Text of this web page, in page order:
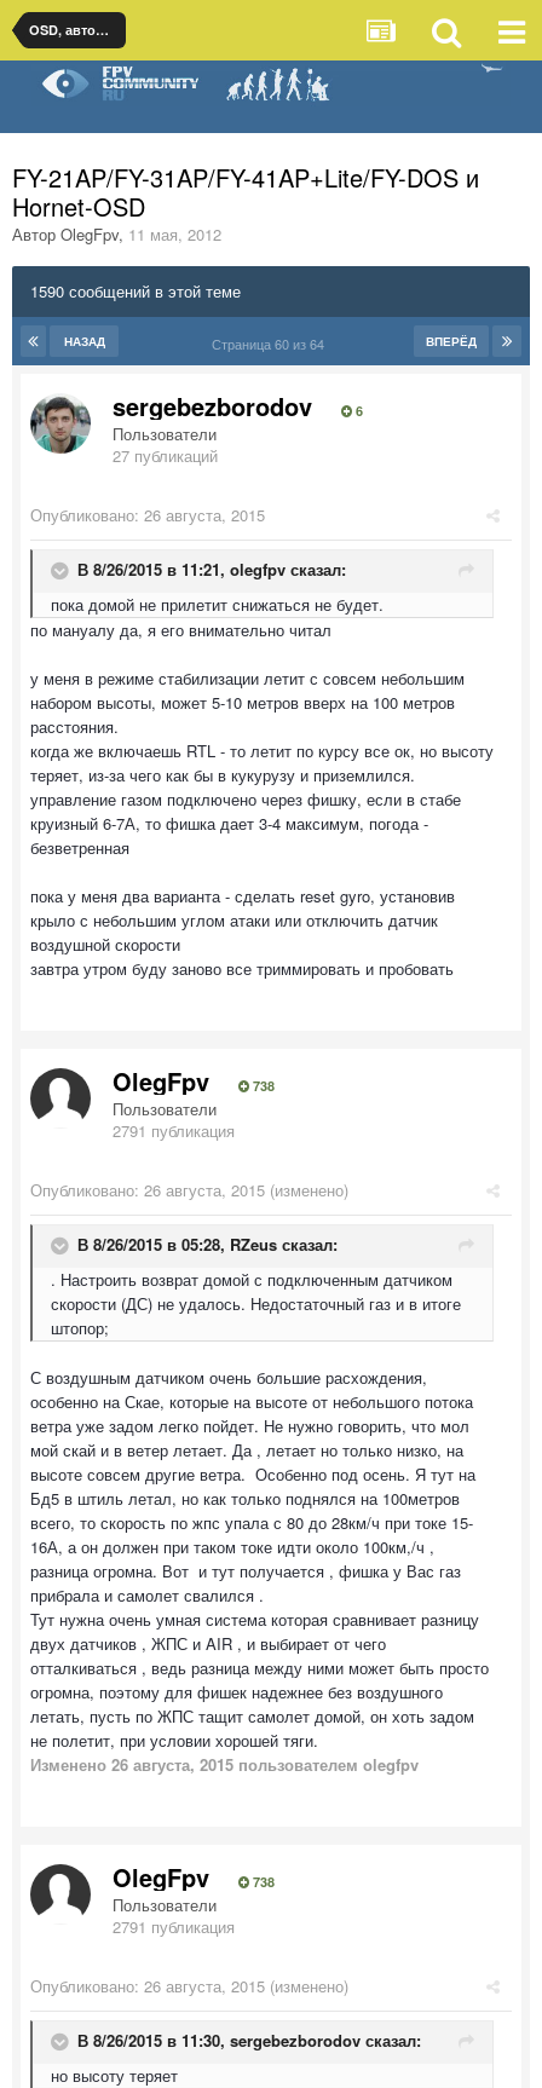
OSD, автопилоты и стабилизация для самолетов
FY-21AP/FY-31AP/FY-41AP+Lite/FY-DOS и
Hornet-OSD
Автор OlegFpv, 11 мая, 2012
1590 сообщений в этой теме
НАЗАД ВПЕРЁД
Страница 60 из 64
sergebezborodov 6
Пользователи
27 публикаций
Опубликовано: 26 августа, 2015
В 8/26/2015 в 11:21, olegfpv сказал:
пока домой не прилетит снижаться не будет.
по мануалу да, я его внимательно читал
у меня в режиме стабилизации летит с совсем небольшим
набором высоты, может 5-10 метров вверх на 100 метров
расстояния.
когда же включаешь RTL - то летит по курсу все ок, но высоту
теряет, из-за чего как бы в кукурузу и приземлился.
управление газом подключено через фишку, если в стабе
круизный 6-7А, то фишка дает 3-4 максимум, погода -
безветренная
пока у меня два варианта - сделать reset gyro, установив
крыло с небольшим углом атаки или отключить датчик
воздушной скорости
завтра утром буду заново все триммировать и пробовать
OlegFpv 738
Пользователи
2791 публикация
Опубликовано: 26 августа, 2015 (изменено)
В 8/26/2015 в 05:28, RZeus сказал:
. Настроить возврат домой с подключенным датчиком
скорости (ДС) не удалось. Недостаточный газ и в итоге
штопор;
С воздушным датчиком очень большие расхождения,
особенно на Скае, которые на высоте от небольшого потока
ветра уже задом легко пойдет. Не нужно говорить, что мол
мой скай и в ветер летает. Да , летает но только низко, на
высоте совсем другие ветра. Особенно под осень. Я тут на
Бд5 в штиль летал, но как только поднялся на 100метров
всего, то скорость по жпс упала с 80 до 28км/ч при токе 15-
16А, а он должен при таком токе идти около 100км,/ч ,
разница огромна. Вот и тут получается , фишка у Вас газ
прибрала и самолет свалился .
Тут нужна очень умная система которая сравнивает разницу
двух датчиков , ЖПС и AIR , и выбирает от чего
отталкиваться , ведь разница между ними может быть просто
огромна, поэтому для фишек надежнее без воздушного
летать, пусть по ЖПС тащит самолет домой, он хоть задом
не полетит, при условии хорошей тяги.
Изменено 26 августа, 2015 пользователем olegfpv
OlegFpv 738
Пользователи
2791 публикация
Опубликовано: 26 августа, 2015 (изменено)
В 8/26/2015 в 11:30, sergebezborodov сказал:
но высоту теряет